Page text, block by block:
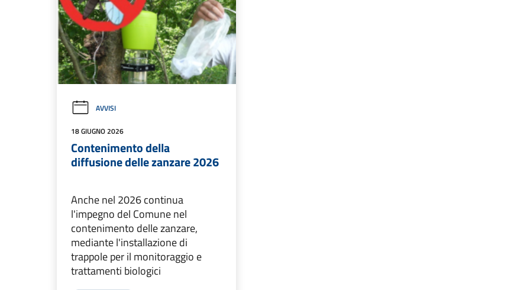
AVVISI
18 GIUGNO 2026
Contenimento della
diffusione delle zanzare 2026
Anche nel 2026 continua
l'impegno del Comune nel
contenimento delle zanzare,
mediante l'installazione di
trappole per il monitoraggio e
trattamenti biologici